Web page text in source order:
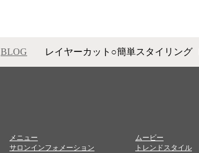
BLOG レイヤーカット○簡単スタイリング
メニュー
サロンインフォメーション
ムービー
トレンドスタイル